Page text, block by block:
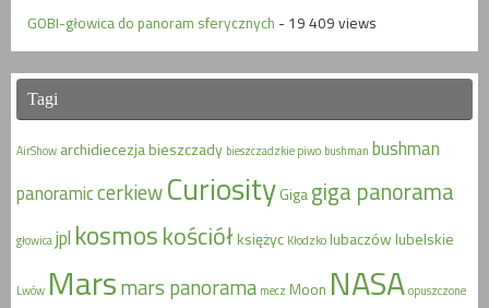
GOBI-głowica do panoram sferycznych - 19 409 views
Tagi
AirShow archidiecezjabieszczady bieszczadzkie piwo bushman bushman
panoramiccerkiewCuriosityGigagiga panorama
głowicajpl kosmoskościółksiężyc Kłodzkolubaczówlubelskie
Lwów Marsmars panorama mecz Moon NASAopuszczone